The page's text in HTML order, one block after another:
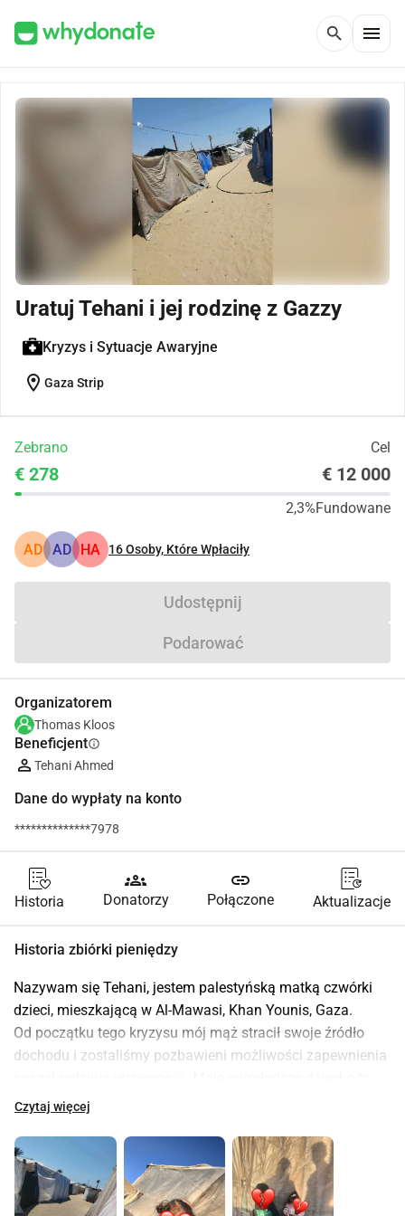
search menu
Uratuj Tehani i jej rodzinę z Gazzy
Kryzys i Sytuacje Awaryjne
location_on Gaza Strip
Zebrano Cel
€ 278 € 12 000
2,3%Fundowane
AD AD HA 16Osoby, Które Wpłaciły
Udostępnij
Podarować
Organizatorem
Thomas Kloos
Beneficjentinfo
Tehani Ahmed
Dane do wypłaty na konto
**************7978
Historia
groups
Donatorzy
link
Połączone Aktualizacje
Historia zbiórki pieniędzy
Nazywam się Tehani, jestem palestyńską matką czwórki
dzieci, mieszkającą w Al-Mawasi, Khan Younis, Gaza.
Od początku tego kryzysu mój mąż stracił swoje źródło
dochodu i zostaliśmy pozbawieni możliwości zapewnienia
niemowlę, które potrzebuje mleka i pieluch każdego dnia,
pozwolić na jego podstawowe potrzeby.
Nasza sytuacja życiowa staje się coraz trudniejsza z
każdym dniem, a przez blokadę i rosnące ceny nie
Czytaj więcej